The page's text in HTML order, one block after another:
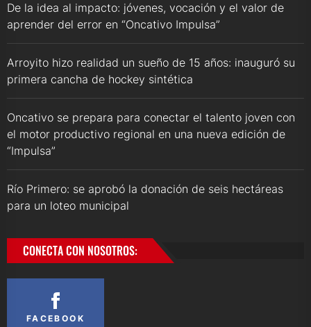
De la idea al impacto: jóvenes, vocación y el valor de
aprender del error en “Oncativo Impulsa”
Arroyito hizo realidad un sueño de 15 años: inauguró su
primera cancha de hockey sintética
Oncativo se prepara para conectar el talento joven con
el motor productivo regional en una nueva edición de
“Impulsa”
Río Primero: se aprobó la donación de seis hectáreas
para un loteo municipal
CONECTA CON NOSOTROS:
FACEBOOK